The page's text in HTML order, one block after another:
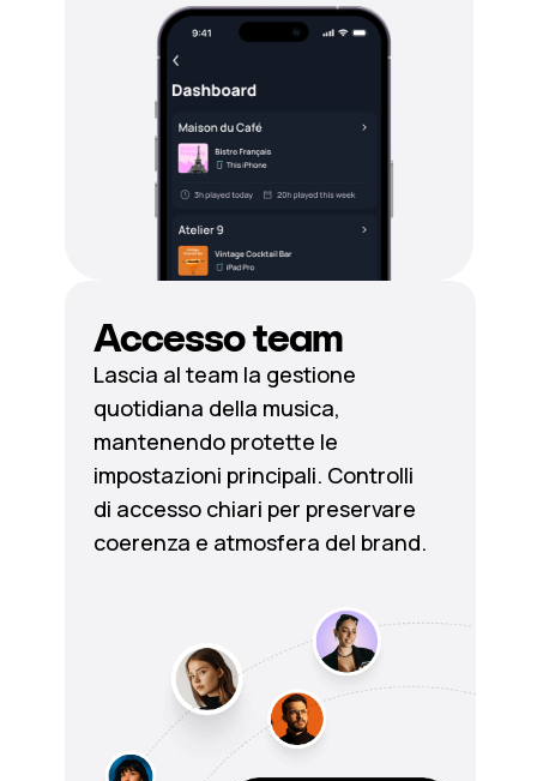
Accesso team
Lascia al team la gestione
quotidiana della musica,
mantenendo protette le
impostazioni principali. Controlli
di accesso chiari per preservare
coerenza e atmosfera del brand.